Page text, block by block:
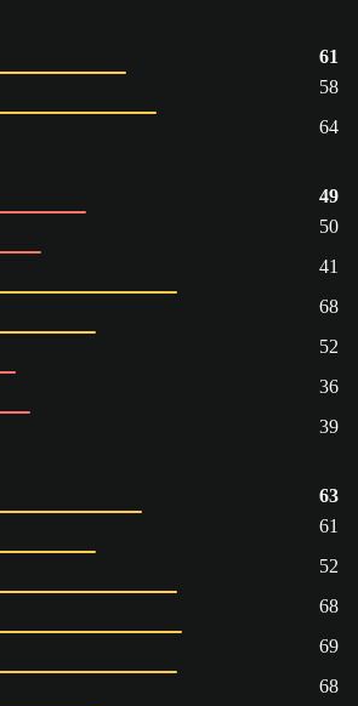
61
58
64
49
50
41
68
52
36
39
63
61
52
68
69
68